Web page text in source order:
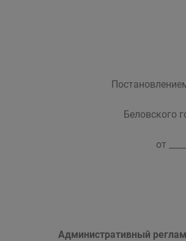
Беловского
от
Административный